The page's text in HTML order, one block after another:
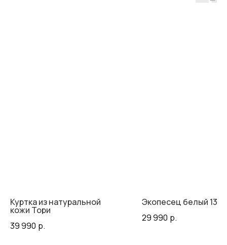
Куртка из натуральной
кожи Тори
39 990 р.
Экопесец белый 130
29 990 р.